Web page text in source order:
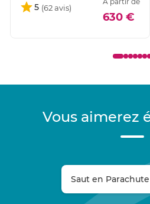
5
630 €
Vous aimerez
Saut en